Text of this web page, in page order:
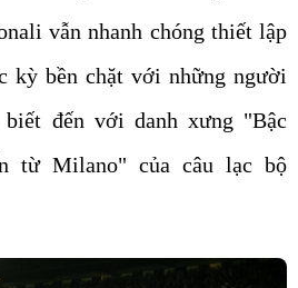
vẫn nhanh chóng thiết lập
kỳ bền chặt với những người
đến với danh xưng "Bậc
từ Milano" của câu lạc bộ